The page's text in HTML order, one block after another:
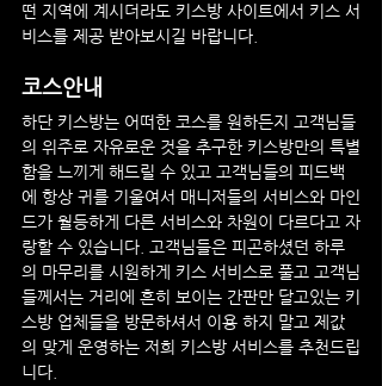
떤 지역에 계시더라도 키스방 사이트에서 키스 서
비스를 제공 받아보시길 바랍니다.
코스안내
하단 키스방는 어떠한 코스를 원하든지 고객님들
의 위주로 자유로운 것을 추구한 키스방만의 특별
함을 느끼게 해드릴 수 있고 고객님들의 피드백
에 항상 귀를 기울여서 매니저들의 서비스와 마인
드가 월등하게 다른 서비스와 차원이 다르다고 자
랑할 수 있습니다. 고객님들은 피곤하셨던 하루
의 마무리를 시원하게 키스 서비스로 풀고 고객님
들께서는 거리에 흔히 보이는 간판만 달고있는 키
스방 업체들을 방문하셔서 이용 하지 말고 제값
의 맞게 운영하는 저희 키스방 서비스를 추천드립
니다.